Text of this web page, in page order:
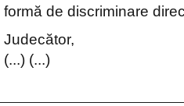
formă de discriminare
Judecător,
(...) (...)